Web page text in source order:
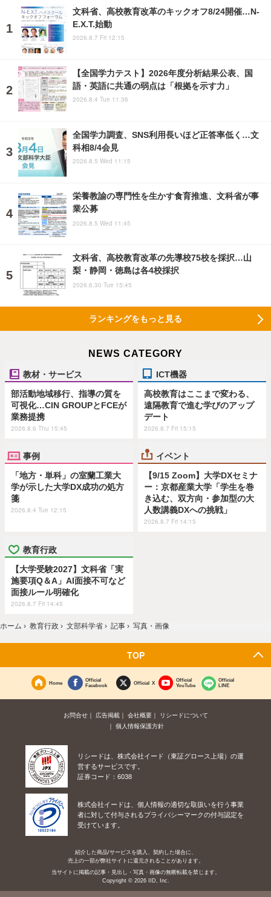
文科省、高校教育改革のキックオフ8/24開催…N-
E.X.T.始動
2026.8.7 Fri 12:15
【全国学力テスト】2026年度分析結果公表、国
語・英語に共通の弱点は「根拠を示す力」
2026.8.4 Tue 11:36
全国学力調査、SNS利用長いほど正答率低く…文
科相8/4会見
2026.8.5 Wed 11:15
栄養教諭の専門性を生かす食育推進、文科省が事
業公募
2026.8.5 Wed 11:45
文科省、高校教育改革の先導校75校を採択…山
梨・静岡・徳島は各4校採択
2026.6.30 Tue 15:45
ランキングをもっと見る
NEWS CATEGORY
教材・サービス
部活動地域移行、指導の質を
可視化…CIN GROUPとFCEが
業務提携
2026.8.6 Thu 15:45
ICT機器
高校教育はここまで変わる、
遠隔教育で進む学びのアップ
デート
2026.8.7 Fri 15:15
事例
「地方・単科」の室蘭工業大
学が示した大学DX成功の処方
箋
2026.8.4 Tue 12:15
イベント
【9/15 Zoom】大学DXセミナ
ー：京都産業大学「学生を巻
き込む、双方向・参加型の大
人数講義DXへの挑戦」
2026.8.7 Fri 14:15
教育行政
【大学受験2027】文科省「実
施要項Q＆A」AI面接不可など
面接ルール明確化
2026.8.7 Fri 14:45
ホーム › 教育行政 › 文部科学省 › 記事 › 写真・画像
TOP
Home
Official
Facebook
Official X
Official
YouTube
Official
LINE
お問合せ 広告掲載 会社概要
リシードについて
個人情報保護方針
リシードは、株式会社イード（東証グロース上場）の運
営するサービスです。
証券コード：6038
株式会社イードは、個人情報の適切な取扱いを行う事業
者に対して付与されるプライバシーマークの付与認定を
受けています。
紹介した商品/サービスを購入、契約した場合に、
売上の一部が弊社サイトに還元されることがあります。
当サイトに掲載の記事・見出し・写真・画像の無断転載を禁じます。
Copyright © 2026 IID, Inc.